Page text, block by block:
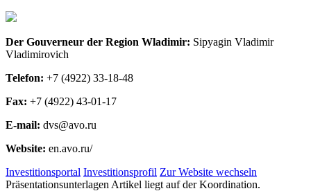
Der Gouverneur der Region Wladimir: Sipyagin Vladimir
Vladimirovich
Telefon: +7 (4922) 33-18-48
Fax: +7 (4922) 43-01-17
E-mail: dvs@avo.ru
Website: en.avo.ru/
Investitionsportal Investitionsprofil Zur Website wechseln
Präsentationsunterlagen Artikel liegt auf der Koordination.